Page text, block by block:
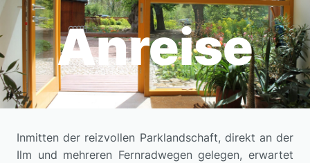
Anreise
Inmitten der reizvollen Parklandschaft, direkt an der
Ilm und mehreren Fernradwegen gelegen, erwartet